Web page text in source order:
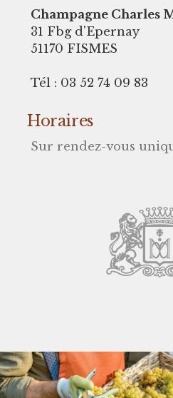
Champagne Charles
31 Fbg d'Epernay
51170 FISMES
Tél : 03 52 74 09 83
Horaires
Sur rendez-vous